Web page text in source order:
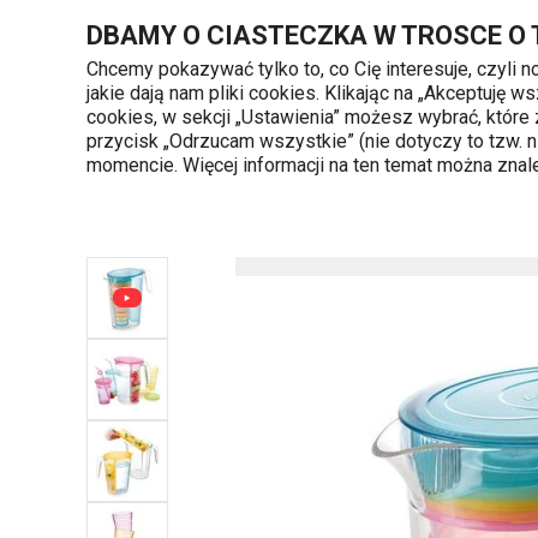
DBAMY O CIASTECZKA W TROSCE O
Chcemy pokazywać tylko to, co Cię interesuje, czyli
jakie dają nam pliki cookies. Klikając na „Akceptuję
cookies, w sekcji „Ustawienia” możesz wybrać,
przycisk „Odrzucam wszystkie” (nie dotyczy to tzw.
momencie. Więcej informacji na ten temat można
Kategorie produktów 720 809 700
Poniedziałek -